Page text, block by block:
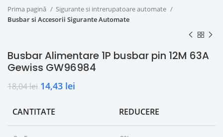
Prima pagină
Sigurante si intrerupatoare automate
Busbar si Accesorii Sigurante Automate
Busbar Alimentare 1P busbar pin 12M 63A
Gewiss GW96984
18,04lei 14,43 lei
CANTITATE REDUCERE